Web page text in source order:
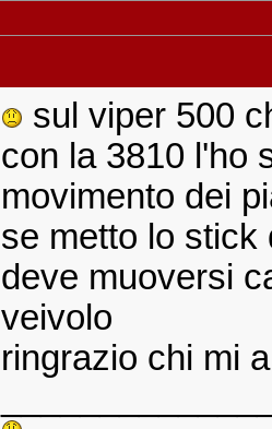
sul viper 500
con la 3810 l'ho
movimento dei
se metto lo stick
deve muoversi
veivolo
ringrazio chi mi